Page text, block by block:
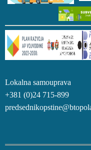
Lokalna
+381 (0)24 715-